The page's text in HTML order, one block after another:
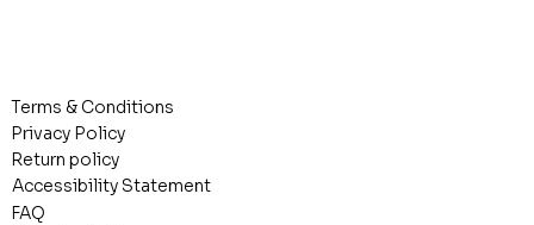
Terms & Conditions
Privacy Policy
Return policy
Accessibility Statement
FAQ